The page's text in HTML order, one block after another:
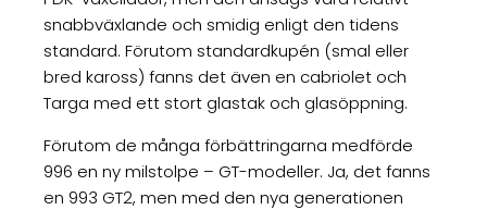
snabbväxlande och smidig enligt den tidens
standard. Förutom standardkupén (smal eller
bred kaross) fanns det även en cabriolet och
Targa med ett stort glastak och glasöppning.
Förutom de många förbättringarna medförde
996 en ny milstolpe – GT-modeller. Ja, det fanns
en 993 GT2, men med den nya generationen